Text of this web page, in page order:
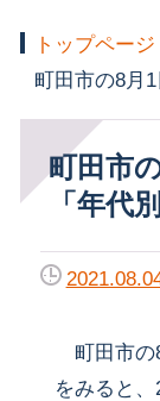
トップページ
町田市の8月1日現在の
「年代
町田市の
をみると